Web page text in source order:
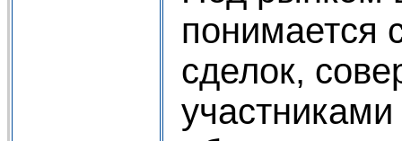
понимается
сделок,